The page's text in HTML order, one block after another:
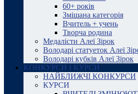
60+ років
Змішана категорія
Вчитель + учень
Творча родина
Медалісти Алеї Зірок
Володарі статуеток Алеї
Володарі кубків Алеї Зірок
КОНКУРСИ І КУРСИ
НАЙБЛИЖЧІ КОНКУРСИ
КУРСИ